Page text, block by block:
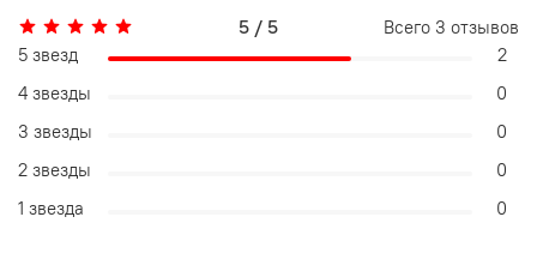
5 / 5 Всего 3 отзывов
5 звезд
2
4 звезды
0
3 звезды
0
2 звезды
0
1 звезда
0